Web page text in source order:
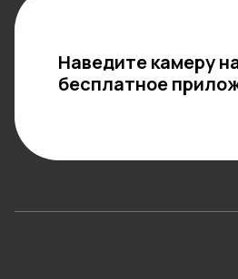
Наведите камеру
бесплатное